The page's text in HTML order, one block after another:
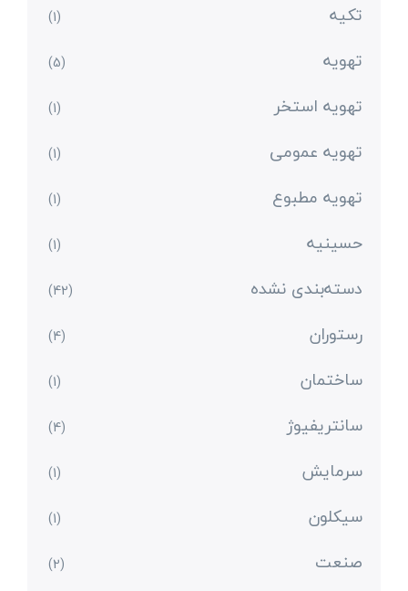
تکیه (1)
تهویه (5)
تهویه استخر (1)
تهویه عمومی (1)
تهویه مطبوع (1)
حسینیه (1)
دسته‌بندی نشده (42)
رستوران (4)
ساختمان (1)
سانتریفیوژ (4)
سرمایش (1)
سیکلون (1)
صنعت (2)